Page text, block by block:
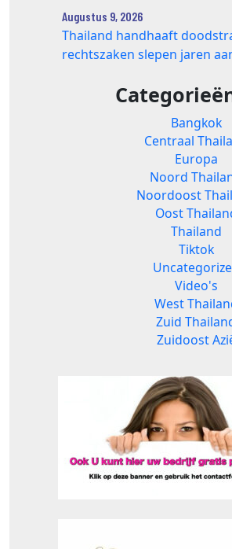
Augustus 9, 2026
Thailand handhaaft
rechtszaken slepen jaren
Bangkok
Centraal
Europa
Noord
Noordoost
Oost
Thailand
Tiktok
Video's
West
Zuid
Zuidoost